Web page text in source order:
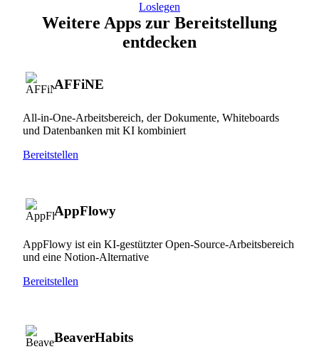
Loslegen
Weitere Apps zur Bereitstellung
entdecken
AFFiNE
All-in-One-Arbeitsbereich, der Dokumente, Whiteboards
und Datenbanken mit KI kombiniert
Bereitstellen
AppFlowy
AppFlowy ist ein KI-gestützter Open-Source-Arbeitsbereich
und eine Notion-Alternative
Bereitstellen
BeaverHabits